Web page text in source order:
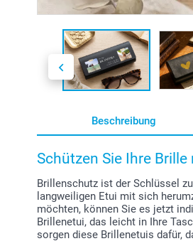
Beschreibung
Schützen Sie Ihre
Brillenschutz ist der Schlüssel
langweiligen Etui mit sich
möchten, können Sie es jetzt
Brillenetui, das leicht in Ihre
sorgen diese Brillenetuis dafür,